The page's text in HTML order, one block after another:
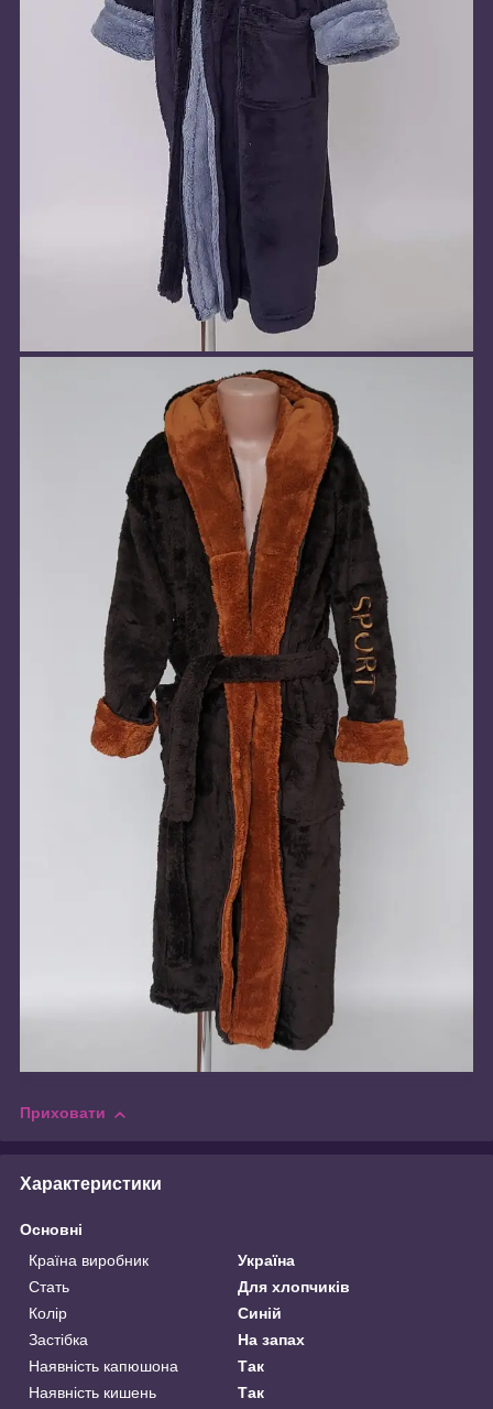
Приховати
Характеристики
Основні
Країна виробник
Україна
Стать
Для хлопчиків
Колір
Синій
Застібка
На запах
Наявність капюшона
Так
Наявність кишень
Так